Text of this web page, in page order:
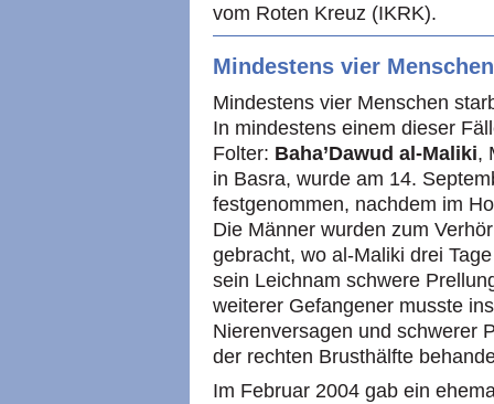
vom Roten Kreuz (IKRK).
Mindestens vier
Mindestens vier Menschen
In mindestens einem dieser
Folter: Baha’Dawud al-Maliki,
in Basra, wurde am 14.
festgenommen, nachdem im
Die Männer wurden zum
gebracht, wo al-Maliki drei
sein Leichnam schwere
weiterer Gefangener musste
Nierenversagen und schwerer
der rechten Brusthälfte
Im Februar 2004 gab ein